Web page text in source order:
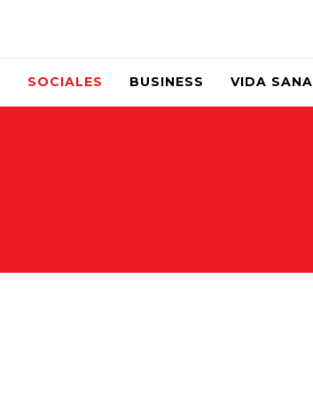
SOCIALES BUSINESS VIDA SANA